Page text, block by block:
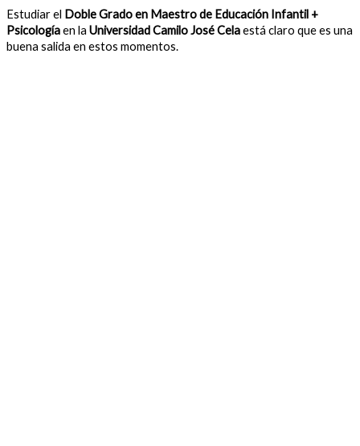
Estudiar el Doble Grado en Maestro de Educación Infantil +
Psicologíaen la Universidad Camilo José Celaestá claro que es una
buena salida en estos momentos.